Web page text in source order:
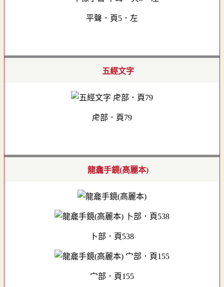
平聲．頁5．左
五經文字
虍部．頁79
龍龕手鏡(高麗本)
卜部．頁538
宀部．頁155